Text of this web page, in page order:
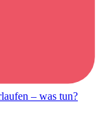
– was tun?